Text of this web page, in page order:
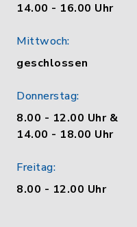
14.00 - 16.00 Uhr
Mittwoch:
geschlossen
Donnerstag:
8.00 - 12.00 Uhr &
14.00 - 18.00 Uhr
Freitag:
8.00 - 12.00 Uhr